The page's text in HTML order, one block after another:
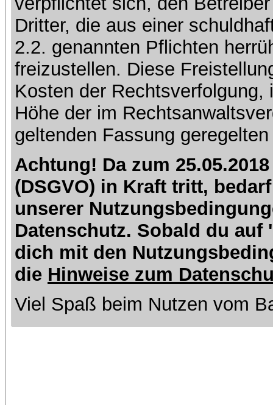
Dritter, die aus einer
2.2. genannten Pflichten
freizustellen. Diese
Kosten der
Höhe der im
geltenden Fassung
Achtung! Da zum
(DSGVO) in Kraft tritt,
unserer
Datenschutz. Sobald du
dich mit den
die Hinweise zum
Viel Spaß beim Nutzen vom